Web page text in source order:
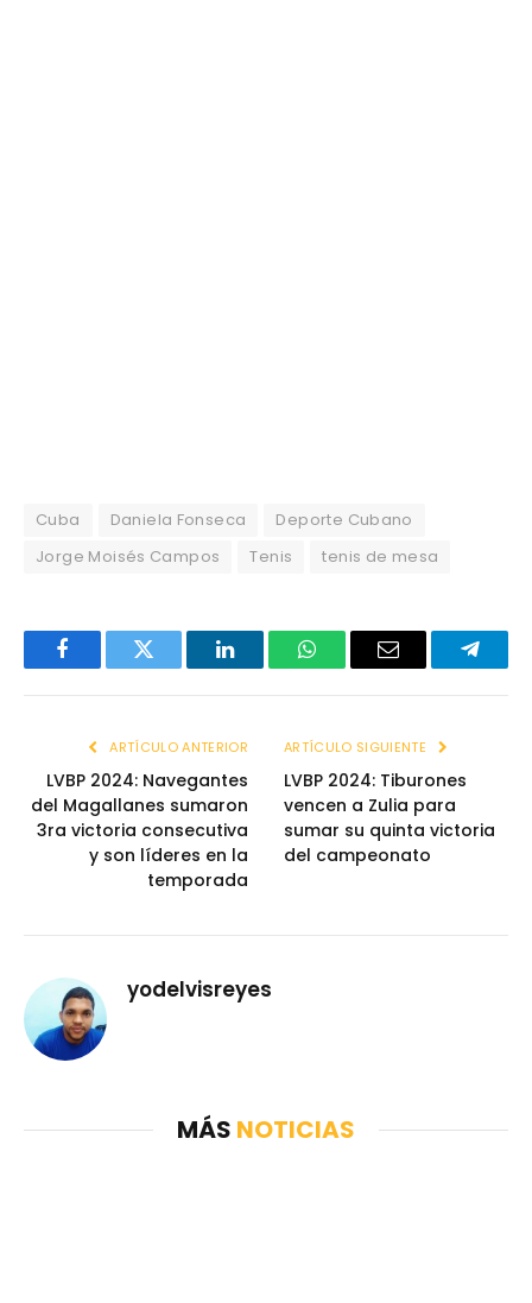
Cuba Daniela Fonseca
Deporte Cubano
Jorge Moisés Campos
Tenis tenis de mesa
FacebookTwitter LinkedInWhatsAppEmail
ARTÍCULO ANTERIOR
LVBP 2024: Navegantes
del Magallanes sumaron
3ra victoria consecutiva
y son líderes en la
temporada
ARTÍCULO SIGUIENTE
LVBP 2024: Tiburones
vencen a Zulia para
sumar su quinta victoria
del campeonato
yodelvisreyes
MÁS NOTICIAS